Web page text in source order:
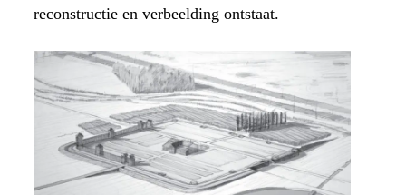
reconstructie en verbeelding ontstaat.